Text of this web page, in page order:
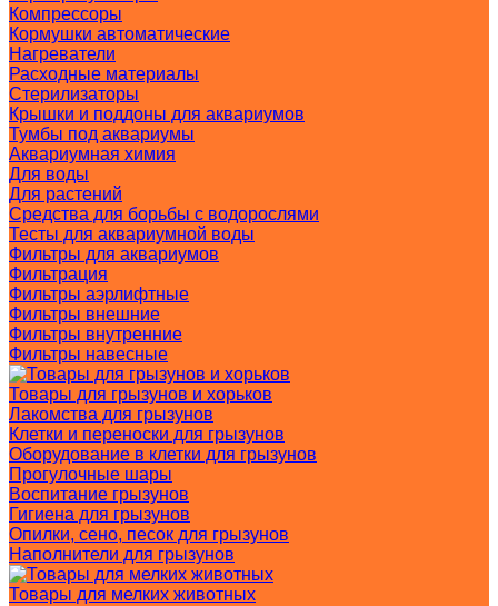
Компрессоры
Кормушки автоматические
Нагреватели
Расходные материалы
Стерилизаторы
Крышки и поддоны для аквариумов
Тумбы под аквариумы
Аквариумная химия
Для воды
Для растений
Средства для борьбы с водорослями
Тесты для аквариумной воды
Фильтры для аквариумов
Фильтрация
Фильтры аэрлифтные
Фильтры внешние
Фильтры внутренние
Фильтры навесные
Товары для грызунов и хорьков
Лакомства для грызунов
Клетки и переноски для грызунов
Оборудование в клетки для грызунов
Прогулочные шары
Воспитание грызунов
Гигиена для грызунов
Опилки, сено, песок для грызунов
Наполнители для грызунов
Товары для мелких животных